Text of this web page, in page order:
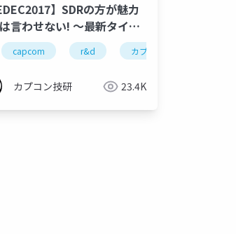
cedec2018 world engine
カプコン技研 cedec
】SDRの方が魅力
言わせない! ～最新タイト
対応～
capcom r&d カプコン
カプコン技研 23.4K